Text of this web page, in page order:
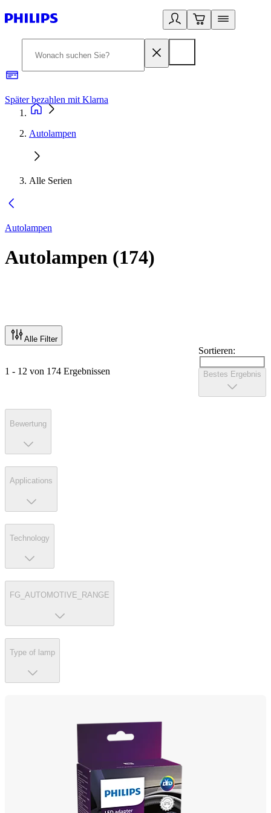
Später bezahlen mit Klarna
Autolampen
Alle Serien
Autolampen
Autolampen (174)
Alle Filter
1 - 12 von 174 Ergebnissen
Sortieren:
Bestes Ergebnis
Bewertung
Applications
Technology
FG_AUTOMOTIVE_RANGE
Type of lamp